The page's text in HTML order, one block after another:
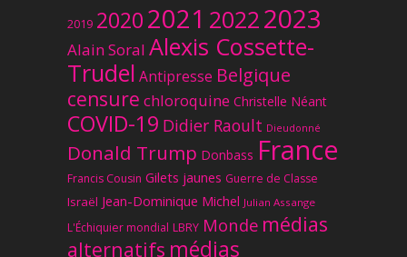
2019 20202021 20222023
Alain Soral Alexis Cossette-
Trudel Antipresse Belgique
censure chloroquine Christelle Néant
COVID-19 Didier Raoult Dieudonné
Donald Trump Donbass France
Francis Cousin Gilets jaunes Guerre de Classe
Israël Jean-Dominique Michel Julian Assange
L'Échiquier mondial LBRY Monde médias
alternatifs médias